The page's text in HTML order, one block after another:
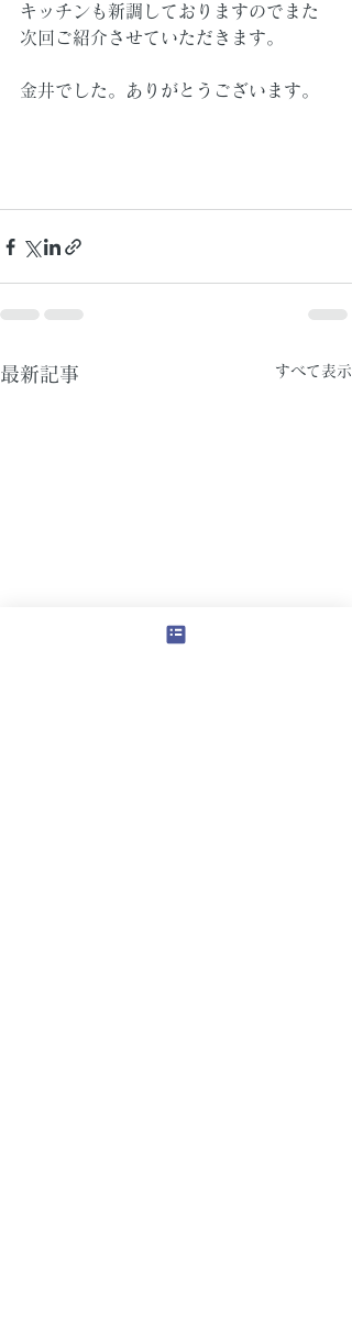
キッチンも新調しておりますのでまた
次回ご紹介させていただきます。
金井でした。ありがとうございます。
最新記事 すべて表示